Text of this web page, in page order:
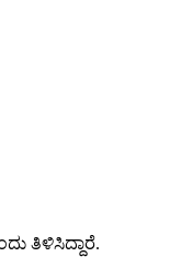
ತಿಳಿಸಿದ್ದಾರೆ.